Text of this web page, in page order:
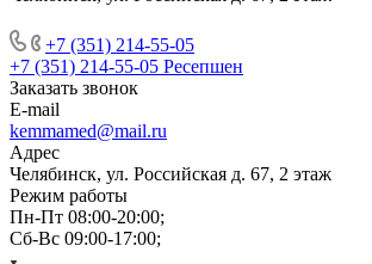
+7 (351) 214-55-05
+7 (351) 214-55-05 Ресепшен
Заказать звонок
E-mail
kemmamed@mail.ru
Адрес
Челябинск, ул. Российская д. 67, 2 этаж
Режим работы
Пн-Пт 08:00-20:00;
Сб-Вс 09:00-17:00;